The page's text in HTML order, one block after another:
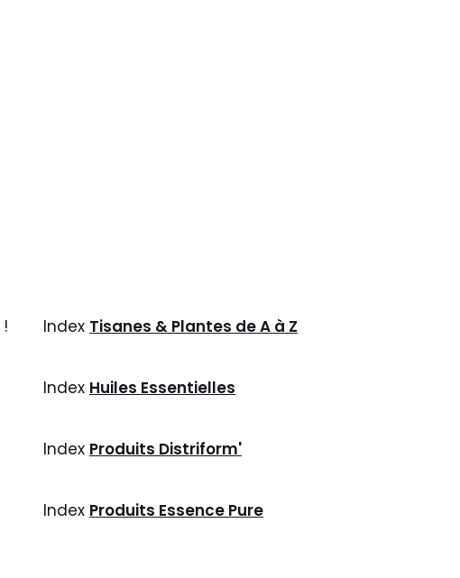
! Index Tisanes & Plantes de A à Z
Index Huiles Essentielles
Index Produits Distriform'
Index Produits Essence Pure